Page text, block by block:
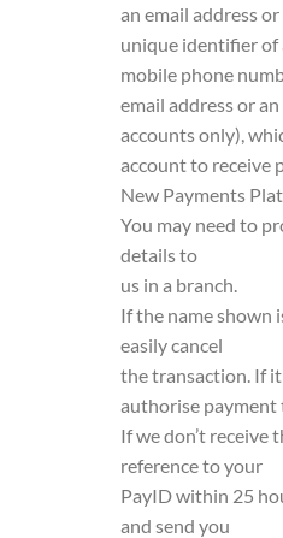
an email address
unique identifier of
mobile phone
email address or
accounts only),
account to receive
New Payments
You may need to
details to
us in a branch.
If the name shown
easily cancel
the transaction. If
authorise payment
If we don’t receive
reference to your
PayID within 25
and send you